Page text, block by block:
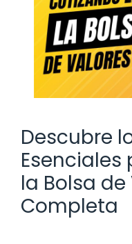
Descubre
Esenciales
la Bolsa
Completa